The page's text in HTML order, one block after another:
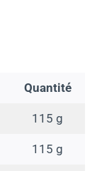
Quantité
115 g
115 g